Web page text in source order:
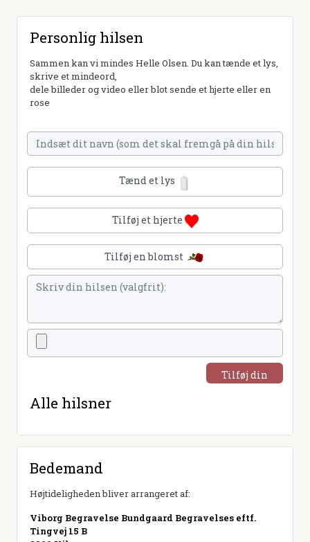
Personlig hilsen
Sammen kan vi mindes Helle Olsen. Du kan tænde et lys,
skrive et mindeord,
dele billeder og video eller blot sende et hjerte eller en
rose
Tænd et lys
Tilføj et hjerte
Tilføj en blomst
Tilføj din
Alle hilsner
Bedemand
Højtideligheden bliver arrangeret af:
Viborg Begravelse Bundgaard Begravelses eftf.
Tingvej 15 B